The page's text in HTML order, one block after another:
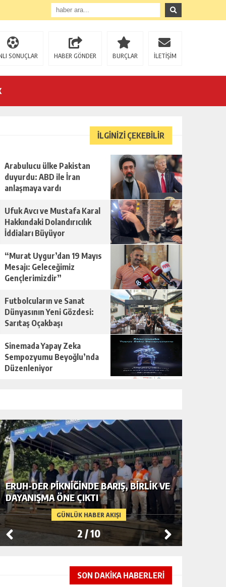
SONUÇLAR HABER GÖNDER BURÇLAR İLETİŞİM
İLGİNİZİ ÇEKEBİLİR
Arabulucu ülke Pakistan
duyurdu: ABD ile İran
anlaşmaya vardı
Ufuk Avcı ve Mustafa Karal
Hakkındaki Dolandırıcılık
İddiaları Büyüyor
“Murat Uygur’dan 19 Mayıs
Mesajı: Geleceğimiz
Gençlerimizdir”
Futbolcuların ve Sanat
Dünyasının Yeni Gözdesi:
Sarıtaş Oçakbaşı
Sinemada Yapay Zeka
Sempozyumu Beyoğlu’nda
Düzenleniyor
GÜNLÜK HABER AKIŞI
ERUH-DER PIKNIĞINDE BARIŞ, BIRLIK VE
DAYANIŞMA ÖNE ÇIKTI
2 /10
SON DAKİKA HABERLERİ